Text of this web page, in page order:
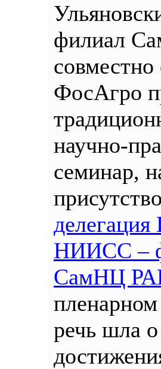
филиал
ФосАгро
научно-
семинар,
НИИСС –
СамНЦ
пленарном
речь шла